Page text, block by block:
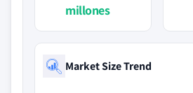
millones
Market Size Trend